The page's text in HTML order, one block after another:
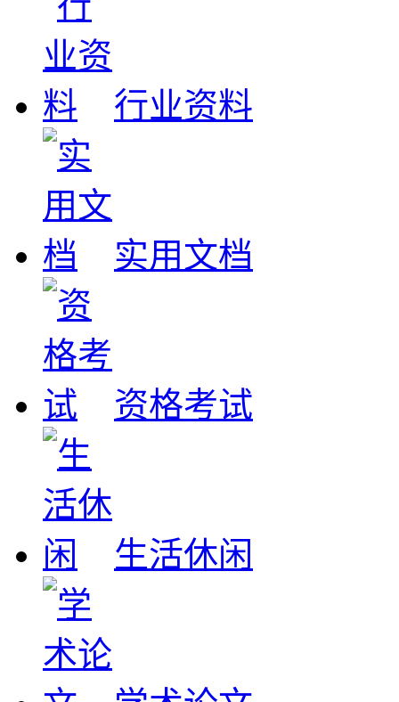
行业资料
实用文档
资格考试
生活休闲